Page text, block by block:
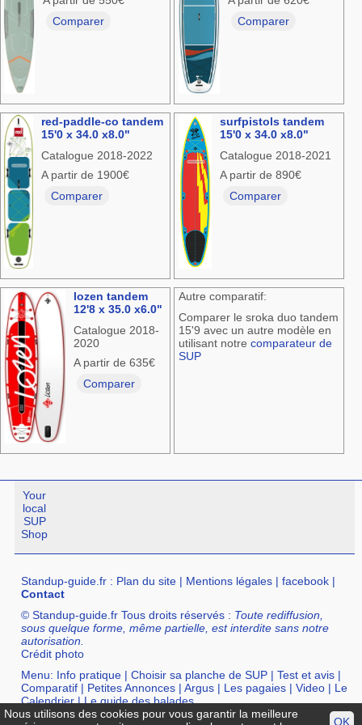
Comparer
Comparer
red-paddle-co tandem
15'0 x 34.0 x8.0"
Catalogue 2018-2022
A partir de 1900€
Comparer
surfpistols tandem
15'0 x 34.0 x8.0"
Catalogue 2018-2021
A partir de 890€
Comparer
lozen tandem
12'8 x 35.0 x6.0"
Catalogue 2018-
2020
A partir de 635€
Comparer
Autre comparatif:
Comparer le sroka duo tandem
15'9 avec un autre modèle en
utilisant notre comparateur de
SUP
Your
local
SUP
Shop
Standup-guide.fr : Plan du site | Mentions légales |facebook |
Contact
© Standup-guide.fr Tous droits réservés : Toute rediffusion,
sous quelque forme, même partielle, est interdite sans notre
autorisation.
Crédit photo
Menu: Info pratique |Choisir sa planche de SUP |Test et avis |
Comparatif | Petites Annonces |Argus | Les pagaies |Video | Le
Calendrier|Le guide des balades
Annuaire : SurfShop et Magasins pour acheter un SUP PointsOK
Nous utilisons des cookies pour vous garantir la meilleure